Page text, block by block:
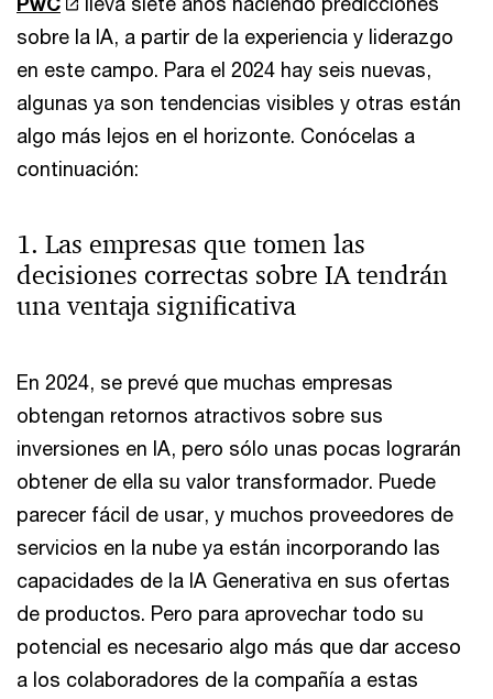
sobre la IA, a partir de la experiencia y liderazgo
en este campo. Para el 2024 hay seis nuevas,
algunas ya son tendencias visibles y otras están
algo más lejos en el horizonte. Conócelas a
continuación:
1. Las empresas que tomen las
decisiones correctas sobre IA tendrán
una ventaja significativa
En 2024, se prevé que muchas empresas
obtengan retornos atractivos sobre sus
inversiones en IA, pero sólo unas pocas lograrán
obtener de ella su valor transformador. Puede
parecer fácil de usar, y muchos proveedores de
servicios en la nube ya están incorporando las
capacidades de la IA Generativa en sus ofertas
de productos. Pero para aprovechar todo su
potencial es necesario algo más que dar acceso
a los colaboradores de la compañía a estas